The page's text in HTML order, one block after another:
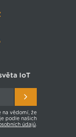
IoT
na vědomí, že
podle našich
údajů.